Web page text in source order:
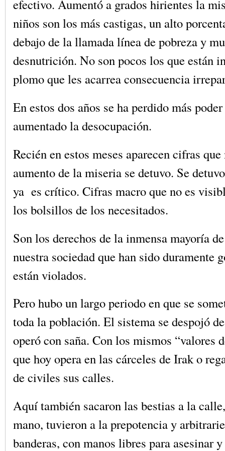
efectivo. Aumentó a grados hirientes la
niños son los más castigas, un alto
debajo de la llamada línea de pobreza y
desnutrición. No son pocos los que están
plomo que les acarrea consecuencia
En estos dos años se ha perdido más
aumentado la desocupación.
Recién en estos meses aparecen cifras
aumento de la miseria se detuvo. Se
ya es crítico. Cifras macro que no es
los bolsillos de los necesitados.
Son los derechos de la inmensa mayoría
nuestra sociedad que han sido duramente
están violados.
Pero hubo un largo periodo en que se
toda la población. El sistema se despojó
operó con saña. Con los mismos “valores
que hoy opera en las cárceles de Irak o
de civiles sus calles.
Aquí también sacaron las bestias a la
mano, tuvieron a la prepotencia y
banderas, con manos libres para asesinar